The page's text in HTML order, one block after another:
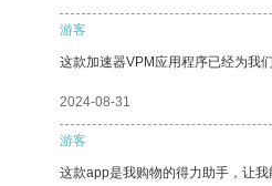
游客
这款加速器VPM应用程序已经为我
2024-08-31
游客
这款app是我购物的得力助手，让我